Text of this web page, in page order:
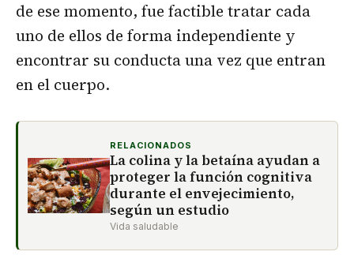
de ese momento, fue factible tratar cada
uno de ellos de forma independiente y
encontrar su conducta una vez que entran
en el cuerpo.
RELACIONADOS
La colina y la betaína ayudan a
proteger la función cognitiva
durante el envejecimiento,
según un estudio
Vida saludable